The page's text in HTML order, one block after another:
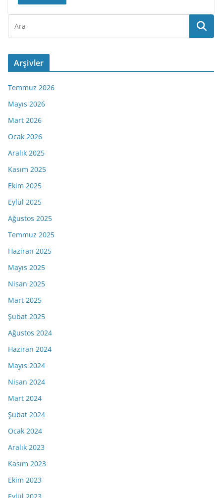
Arşivler
Temmuz 2026
Mayıs 2026
Mart 2026
Ocak 2026
Aralık 2025
Kasım 2025
Ekim 2025
Eylül 2025
Ağustos 2025
Temmuz 2025
Haziran 2025
Mayıs 2025
Nisan 2025
Mart 2025
Şubat 2025
Ağustos 2024
Haziran 2024
Mayıs 2024
Nisan 2024
Mart 2024
Şubat 2024
Ocak 2024
Aralık 2023
Kasım 2023
Ekim 2023